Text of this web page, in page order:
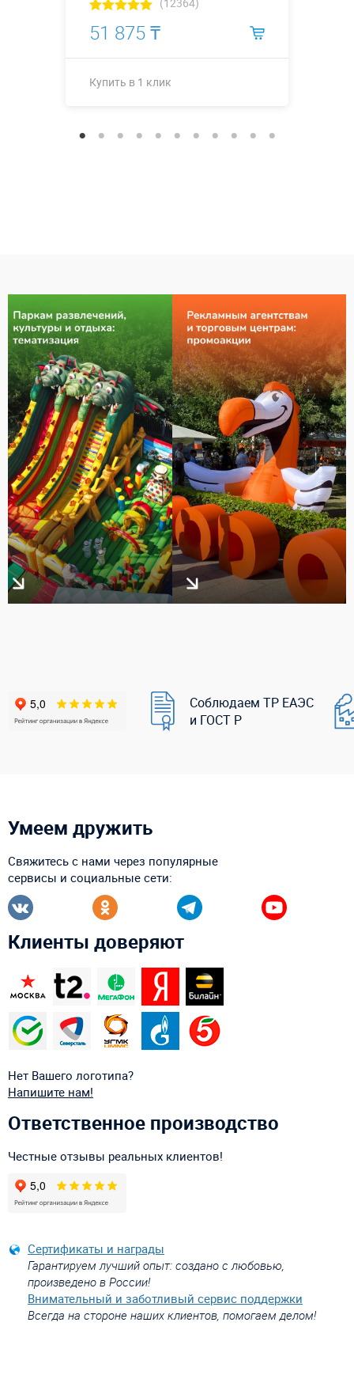
51 875 ₸
Купить в 1 клик
Соблюдаем ТР ЕАЭС
и ГОСТ Р
Умеем дружить
Свяжитесь с нами через популярные
сервисы и социальные сети:
Клиенты доверяют
Нет Вашего логотипа?
Напишите нам!
Ответственное производство
Честные отзывы реальных клиентов!
Сертификаты и награды
Гарантируем лучший опыт: создано с любовью,
произведено в России!
Внимательный и заботливый сервис поддержки
Всегда на стороне наших клиентов, помогаем делом!